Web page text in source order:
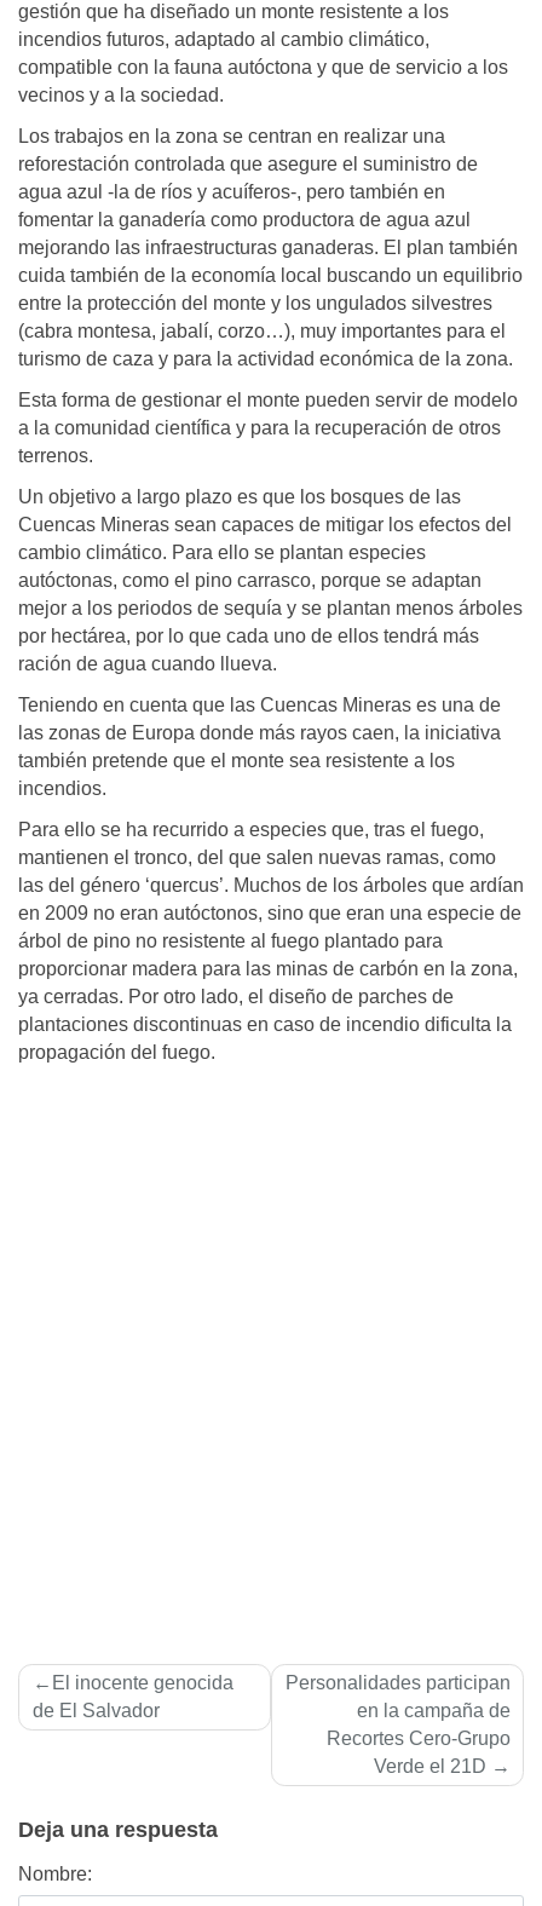
gestión que ha diseñado un monte resistente a los
incendios futuros, adaptado al cambio climático,
compatible con la fauna autóctona y que de servicio a los
vecinos y a la sociedad.
Los trabajos en la zona se centran en realizar una
reforestación controlada que asegure el suministro de
agua azul -la de ríos y acuíferos-, pero también en
fomentar la ganadería como productora de agua azul
mejorando las infraestructuras ganaderas. El plan también
cuida también de la economía local buscando un equilibrio
entre la protección del monte y los ungulados silvestres
(cabra montesa, jabalí, corzo…), muy importantes para el
turismo de caza y para la actividad económica de la zona.
Esta forma de gestionar el monte pueden servir de modelo
a la comunidad científica y para la recuperación de otros
terrenos.
Un objetivo a largo plazo es que los bosques de las
Cuencas Mineras sean capaces de mitigar los efectos del
cambio climático. Para ello se plantan especies
autóctonas, como el pino carrasco, porque se adaptan
mejor a los periodos de sequía y se plantan menos árboles
por hectárea, por lo que cada uno de ellos tendrá más
ración de agua cuando llueva.
Teniendo en cuenta que las Cuencas Mineras es una de
las zonas de Europa donde más rayos caen, la iniciativa
también pretende que el monte sea resistente a los
incendios.
Para ello se ha recurrido a especies que, tras el fuego,
mantienen el tronco, del que salen nuevas ramas, como
las del género ‘quercus’. Muchos de los árboles que ardían
en 2009 no eran autóctonos, sino que eran una especie de
árbol de pino no resistente al fuego plantado para
proporcionar madera para las minas de carbón en la zona,
ya cerradas. Por otro lado, el diseño de parches de
plantaciones discontinuas en caso de incendio dificulta la
propagación del fuego.
Navegación
de
El inocente genocida
de El Salvador
Personalidades participan
en la campaña de
Recortes Cero-Grupo
Verde el 21D
Deja una respuesta
Nombre: